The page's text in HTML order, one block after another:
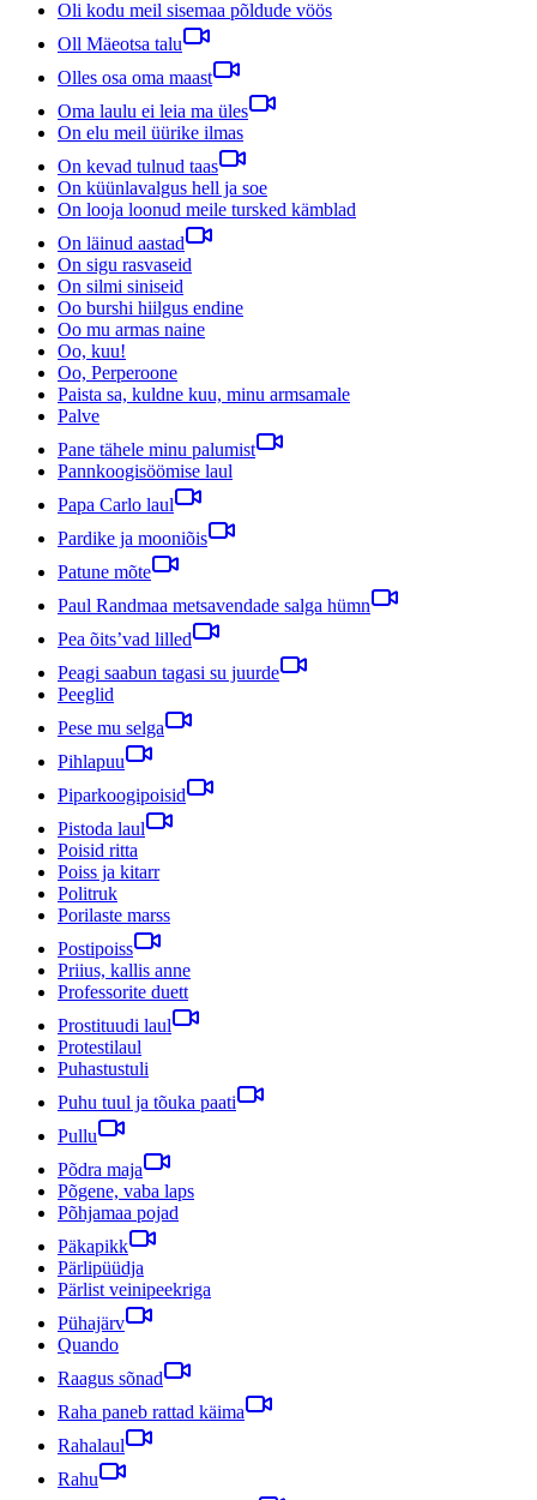
Oli kodu meil sisemaa põldude vöös
Oll Mäeotsa talu
Olles osa oma maast
Oma laulu ei leia ma üles
On elu meil üürike ilmas
On kevad tulnud taas
On küünlavalgus hell ja soe
On looja loonud meile tursked kämblad
On läinud aastad
On sigu rasvaseid
On silmi siniseid
Oo burshi hiilgus endine
Oo mu armas naine
Oo, kuu!
Oo, Perperoone
Paista sa, kuldne kuu, minu armsamale
Palve
Pane tähele minu palumist
Pannkoogisöömise laul
Papa Carlo laul
Pardike ja mooniõis
Patune mõte
Paul Randmaa metsavendade salga hümn
Pea õits’vad lilled
Peagi saabun tagasi su juurde
Peeglid
Pese mu selga
Pihlapuu
Piparkoogipoisid
Pistoda laul
Poisid ritta
Poiss ja kitarr
Politruk
Porilaste marss
Postipoiss
Priius, kallis anne
Professorite duett
Prostituudi laul
Protestilaul
Puhastustuli
Puhu tuul ja tõuka paati
Pullu
Põdra maja
Põgene, vaba laps
Põhjamaa pojad
Päkapikk
Pärlipüüdja
Pärlist veinipeekriga
Pühajärv
Quando
Raagus sõnad
Raha paneb rattad käima
Rahalaul
Rahu